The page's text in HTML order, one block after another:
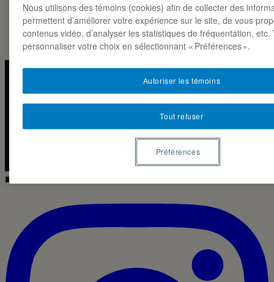
CC BY-NC-SA 4.0
◼ IG · LIVE
Nous utilisons des témoins (cookies) afin de collecter des
permettent d’améliorer votre expérience sur le site, de vous
contenus vidéo, d’analyser les statistiques de fréquentation, etc.
personnaliser votre choix en sélectionnant « Préférences ».
Tout refuser
Autoriser les témoins
Préférences